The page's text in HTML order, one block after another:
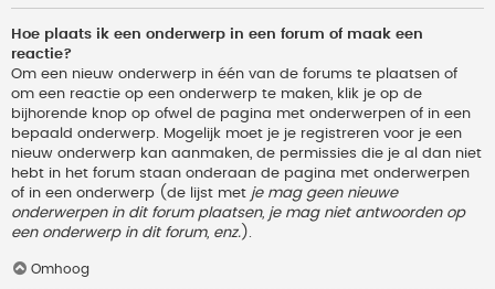
Hoe plaats ik een onderwerp in een forum of maak een
reactie?
Om een nieuw onderwerp in één van de forums te plaatsen of
om een reactie op een onderwerp te maken, klik je op de
bijhorende knop op ofwel de pagina met onderwerpen of in een
bepaald onderwerp. Mogelijk moet je je registreren voor je een
nieuw onderwerp kan aanmaken, de permissies die je al dan niet
hebt in het forum staan onderaan de pagina met onderwerpen
of in een onderwerp (de lijst met je mag geen nieuwe
onderwerpen in dit forum plaatsen, je mag niet antwoorden op
een onderwerp in dit forum, enz. ).
Omhoog